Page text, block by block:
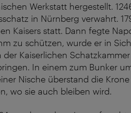
Werkstatt hergestellt.
in Nürnberg verwahrt.
Kaisers statt. Dann fegte
zu schützen, wurde er in
der Kaiserlichen
In einem zum Bunker
Nische überstand die
wo sie auch bleiben wird.